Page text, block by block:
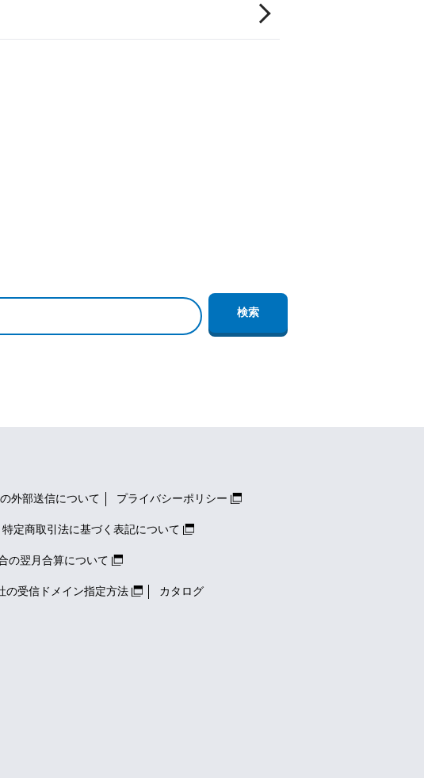
外部送信について プライバシーポリシー
特定商取引法に基づく表記について
の翌月合算について
の受信ドメイン指定方法 カタログ